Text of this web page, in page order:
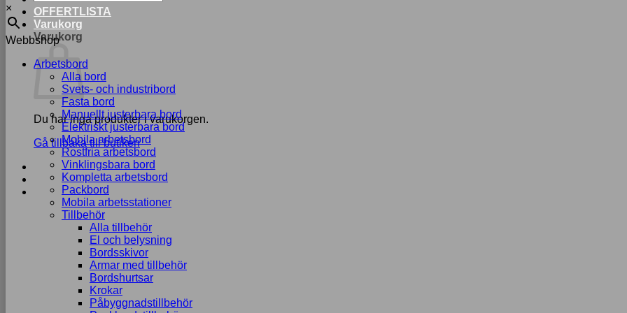
OFFERTLISTA
Varukorg
Varukorg
Du har inga produkter i varukorgen.
Gå tillbaka till butiken
×
Webbshop
Arbetsbord
Alla bord
Svets- och industribord
Fasta bord
Manuellt justerbara bord
Elektriskt justerbara bord
Mobila arbetsbord
Rostfria arbetsbord
Vinklingsbara bord
Kompletta arbetsbord
Packbord
Mobila arbetsstationer
Tillbehör
Alla tillbehör
El och belysning
Bordsskivor
Armar med tillbehör
Bordshurtsar
Krokar
Påbyggnadstillbehör